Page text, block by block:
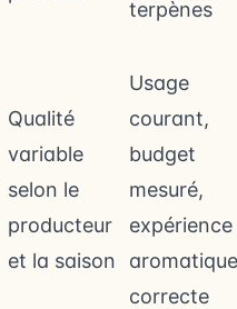
terpènes
Qualité
variable
selon le
producteur
et la saison
Usage
courant,
budget
mesuré,
expérience
aromatique
correcte